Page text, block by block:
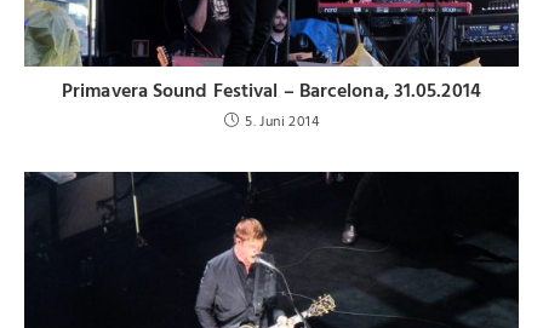
Primavera Sound Festival – Barcelona, 31.05.2014
5. Juni 2014